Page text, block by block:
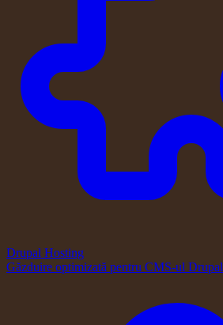
Drupal Hosting
Găzduire optimizată pentru CMS-ul Drupal